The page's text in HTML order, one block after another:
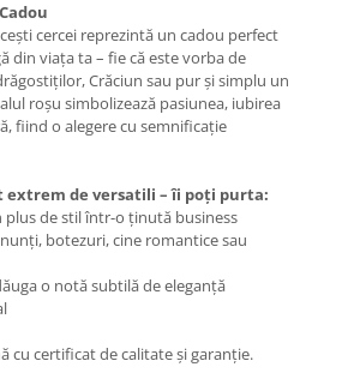
și
cercei reprezintă un cadou perfect
din viața ta – fie că este vorba de
Crăciun sau pur și simplu un
roșu simbolizează pasiunea, iubirea
fiind o alegere cu semnificație
extrem de versatili – îi poți purta:
de stil într-o ținută business
nunți, botezuri, cine romantice sau
o notă subtilă de eleganță
cu certificat de calitate și garanție.